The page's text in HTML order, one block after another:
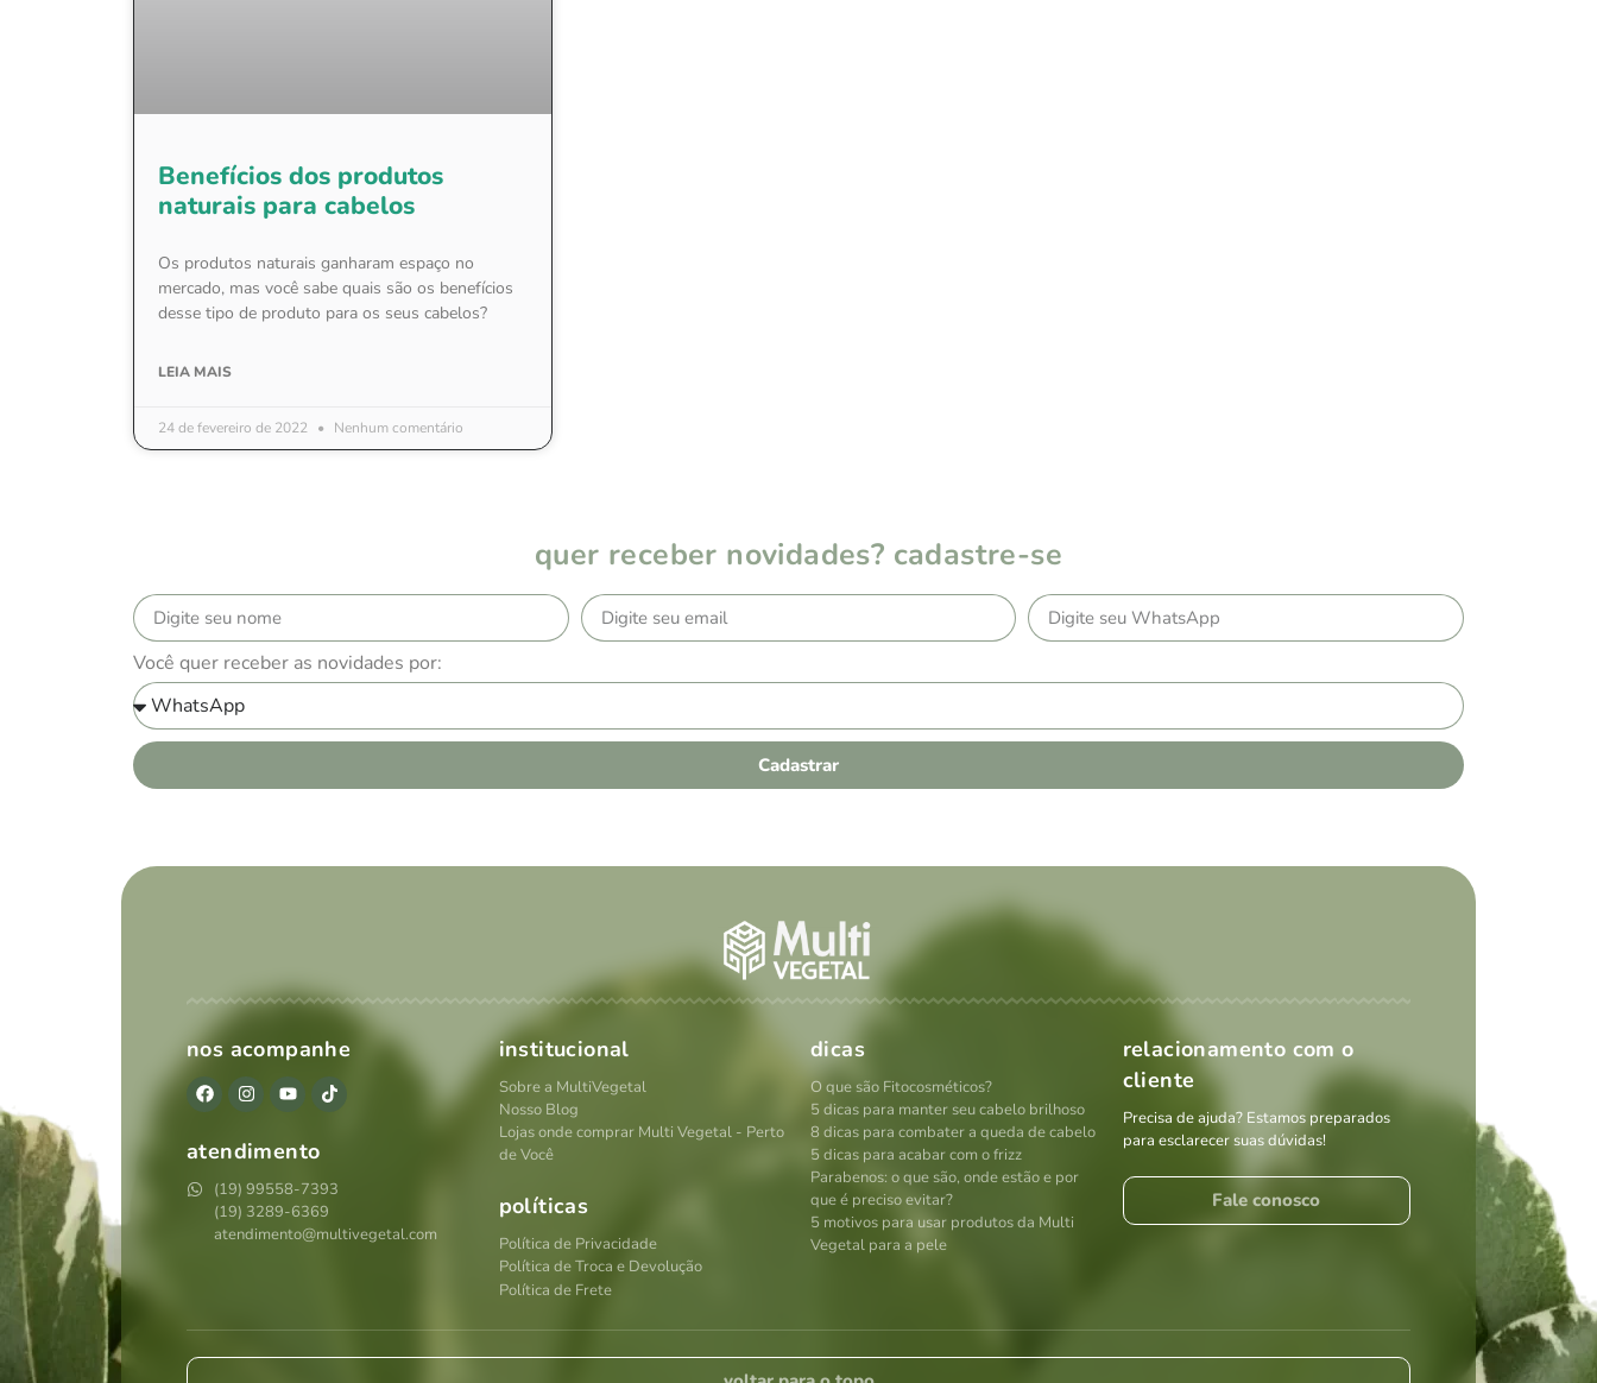
Benefícios dos produtos
naturais para cabelos
Os produtos naturais ganharam espaço no
mercado, mas você sabe quais são os benefícios
desse tipo de produto para os seus cabelos?
LEIA MAIS
24 de fevereiro de 2022 Nenhum comentário
quer receber novidades? cadastre-se
Você quer receber as novidades por:
Cadastrar
nos acompanhe
atendimento
(19) 99558-7393
(19) 3289-6369
atendimento@multivegetal.com
institucional
Sobre a MultiVegetal
Nosso Blog
Lojas onde comprar Multi Vegetal - Perto
de Você
políticas
Política de Privacidade
Política de Troca e Devolução
Política de Frete
dicas
O que são Fitocosméticos?
5 dicas para manter seu cabelo brilhoso
8 dicas para combater a queda de cabelo
5 dicas para acabar com o frizz
Parabenos: o que são, onde estão e por
que é preciso evitar?
5 motivos para usar produtos da Multi
Vegetal para a pele
relacionamento com o
cliente
Precisa de ajuda? Estamos preparados
para esclarecer suas dúvidas!
Fale conosco